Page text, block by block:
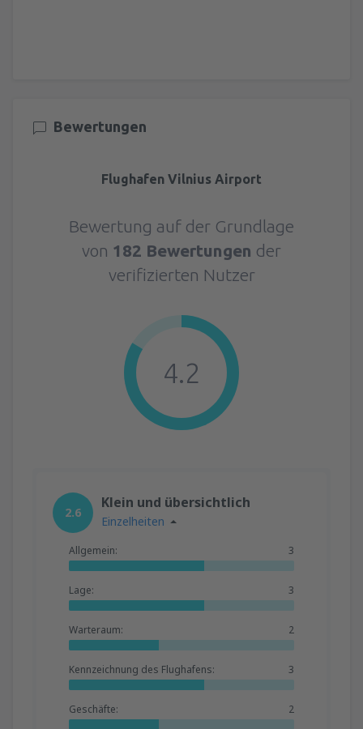
Bewertungen
Flughafen Vilnius Airport
Bewertung auf der Grundlage
von 182 Bewertungen der
verifizierten Nutzer
4.2
2.6
Klein und übersichtlich
Einzelheiten
Allgemein: 3
Lage: 3
Warteraum: 2
Kennzeichnung des Flughafens: 3
Geschäfte: 2